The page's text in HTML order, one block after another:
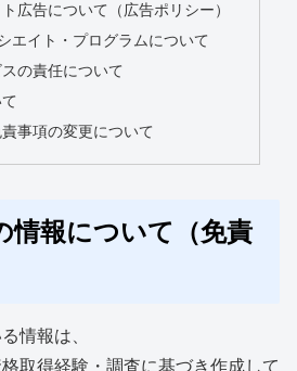
広告について（広告ポリシー）
エイト・プログラムについて
の責任について
事項の変更について
情報について（免責
情報は、
取得経験・調査に基づき作成して